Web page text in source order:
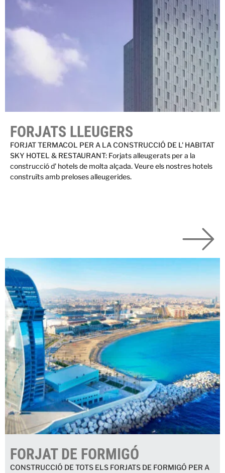
FORJATS LLEUGERS
FORJAT TERMACOL PER A LA CONSTRUCCIÓ DE L' HABITAT
SKY HOTEL & RESTAURANT: Forjats alleugerats per a la
construcció d' hotels de molta alçada. Veure els nostres hotels
construïts amb preloses alleugerides.
FORJAT DE FORMIGÓ
CONSTRUCCIÓ DE TOTS ELS FORJATS DE FORMIGÓ PER A